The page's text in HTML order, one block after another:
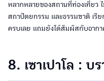
หลากหลายของสถานที่ท่องเที่ยว
สถาปัตยกรรม และธรรมชาติ เรี
ครบเลย แถมยังได้สัมผัสกับอาก
8. เซาเปาโล : บ